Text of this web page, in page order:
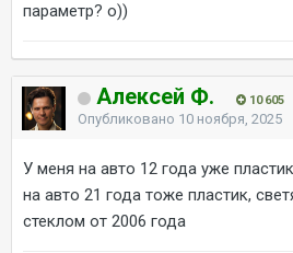
параметр? о))
Алексей Ф. 10 605
Опубликовано 10 ноября, 2025
У меня на авто 12 года уже
на авто 21 года тоже пластик,
стеклом от 2006 года